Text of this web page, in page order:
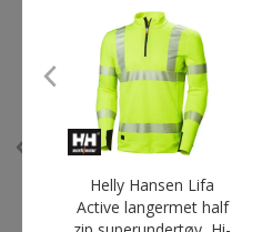
Helly Hansen Lifa
Active langermet half